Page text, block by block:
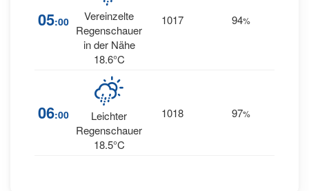
05:00
Vereinzelte
Regenschauer
in der Nähe
18.6°C
1017 94%
06:00
Leichter
Regenschauer
18.5°C
1018 97%